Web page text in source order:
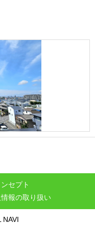
ンセプト
報の取り扱い